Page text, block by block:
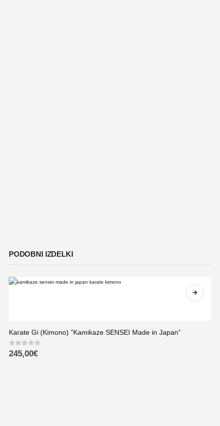
PODOBNI IZDELKI
Karate Gi (Kimono) ”Kamikaze SENSEI Made in Japan”
0out of 5
245,00€